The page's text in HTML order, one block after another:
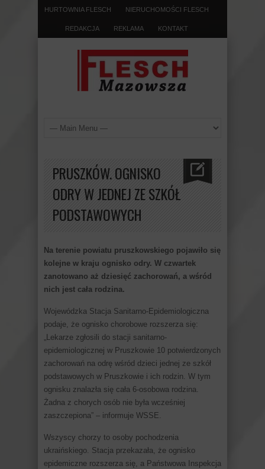
HURTOWNIA FLESCH NIERUCHOMOŚCI FLESCH
REDAKCJA REKLAMA KONTAKT
PRUSZKÓW. OGNISKO
ODRY W JEDNEJ ZE SZKÓŁ
PODSTAWOWYCH
Na terenie powiatu pruszkowskiego pojawiło się
kolejne w kraju ognisko odry. W czwartek
zanotowano aż dziesięć zachorowań, a wśród
nich jest cała rodzina.
Wojewódzka Stacja Sanitarno-Epidemiologiczna
podaje, że ognisko chorobowe rozszerza się:
„Lekarze zgłosili do stacji sanitarno-
epidemiologicznej w Pruszkowie 10 potwierdzonych
zachorowań na odrę wśród dzieci jednej ze szkół
podstawowych w Pruszkowie i ich rodzin. W tym
ognisku znalazła się cała 6-osobowa rodzina.
Żadna z chorych osób nie była wcześniej
zaszczepiona” – informuje WSSE.
Wszyscy chorzy to osoby pochodzenia
ukraińskiego. Stacja przekazała, że ognisko
epidemiczne rozszerza się, a Państwowa Inspekcja